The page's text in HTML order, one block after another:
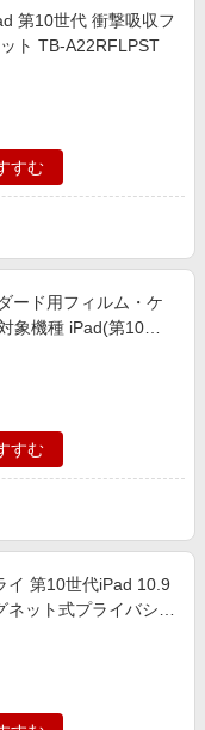
第10世代 衝撃吸収フ
ト TB-A22RFLPST
すむ
ード用フィルム・ケ
象機種 iPad(第10世
すむ
イ 第10世代iPad 10.9
ネット式プライバシー